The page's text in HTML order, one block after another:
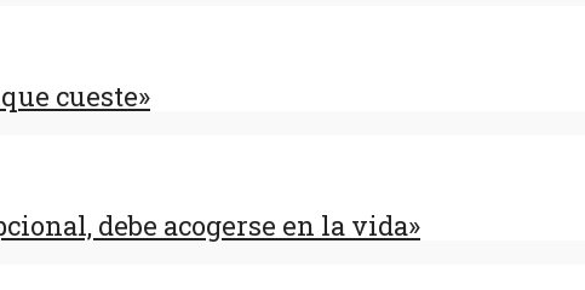
cueste»
debe acogerse en la vida»